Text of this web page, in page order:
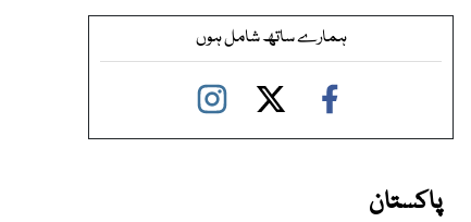
ہمارے ساتھ شامل ہوں
پاکستان